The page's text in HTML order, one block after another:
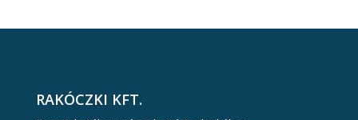
RAKÓCZKI KFT.